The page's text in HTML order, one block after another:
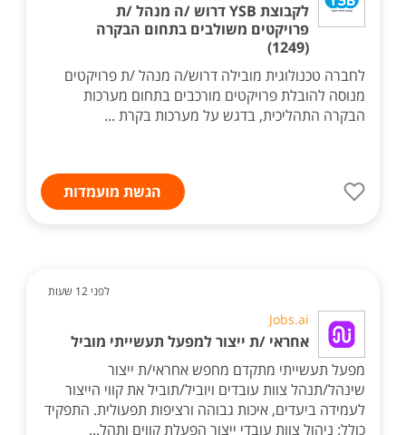
לקבוצת YSB דרוש /ה מנהל /ת
פרויקטים משולבים בתחום הבקרה
(1249)
לחברה טכנולוגית מובילה דרוש/ה מנהל /ת פרויקטים
מנוסה להובלת פרויקטים מורכבים בתחום מערכות
הבקרה התהליכית, בדגש על מערכות בקרת ...
הגשת מועמדות
לפני 12 שעות
Jobs.ai
אחראי /ת ייצור למפעל תעשייתי מוביל
מפעל תעשייתי מתקדם מחפש אחראי/ת ייצור
שינהל/תנהל צוות עובדים ויוביל/תוביל את קווי הייצור
לעמידה ביעדים, איכות גבוהה ורציפות תפעולית. התפקיד
כולל: ניהול צוות עובדי ייצור הפעלת קווים ותהל...